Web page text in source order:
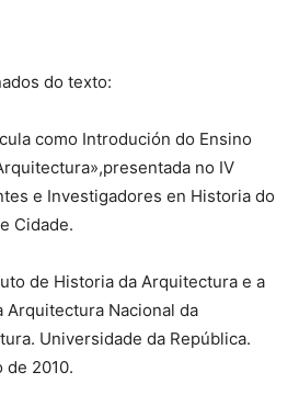
do texto:
como Introdución do Ensino
no IV
e Investigadores en Historia do
Cidade.
de Historia da Arquitectura e a
Arquitectura Nacional da
Universidade da República.
de 2010.